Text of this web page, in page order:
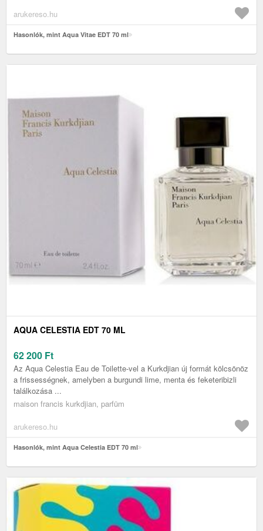
arukereso.hu
Hasonlók, mint Aqua Vitae EDT 70 ml
AQUA CELESTIA EDT 70 ML
62 200 Ft
Az Aqua Celestia Eau de Toilette-vel a Kurkdjian új formát kölcsönöz
a frissességnek, amelyben a burgundi lime, menta és feketeribizli
találkozása ...
maison francis kurkdjian, parfüm
arukereso.hu
Hasonlók, mint Aqua Celestia EDT 70 ml